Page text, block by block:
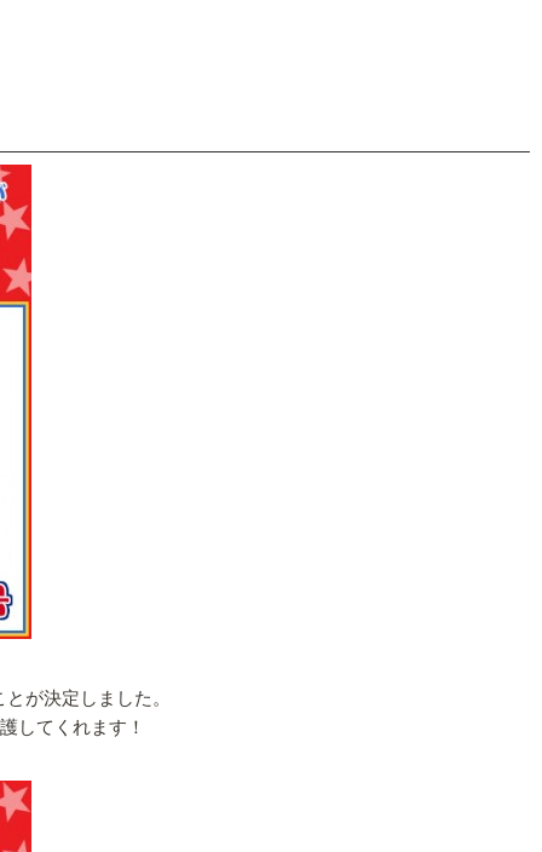
が決定しました。
してくれます！